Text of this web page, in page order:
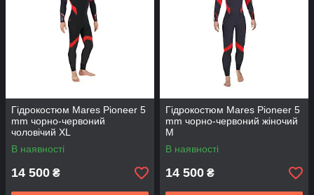
Гідрокостюм Mares Pioneer 5
mm чорно-червоний
чоловічий XL
В наявності
14 500 ₴
Гідрокостюм Mares Pioneer 5
mm чорно-червоний жіночий
M
В наявності
14 500 ₴